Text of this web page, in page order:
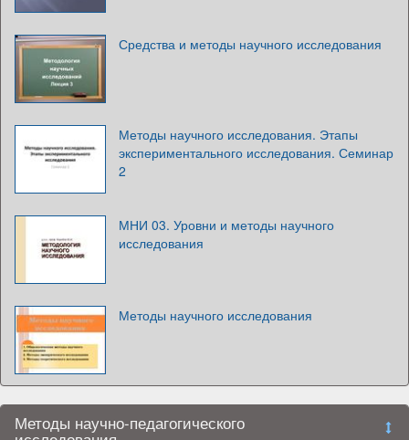
Средства и методы научного исследования
Методы научного исследования. Этапы
экспериментального исследования. Семинар
2
МНИ 03. Уровни и методы научного
исследования
Методы научного исследования
Методы научно-педагогического